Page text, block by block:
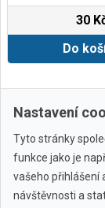
30
Do
Nastavení
Tyto stránky
funkce jako je
vašeho přihlášení
návštěvnosti a